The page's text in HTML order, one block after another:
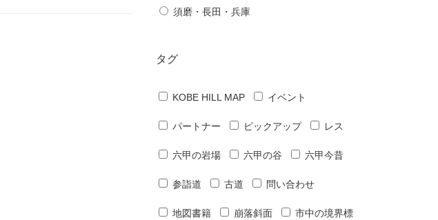
須磨・長田・兵庫
タグ
KOBE HILL MAP イベント
パートナー ピックアップ レス
六甲の岩場 六甲の谷 六甲今昔
参詣道 古道 問い合わせ
地図書籍 崩落斜面 市中の境界標